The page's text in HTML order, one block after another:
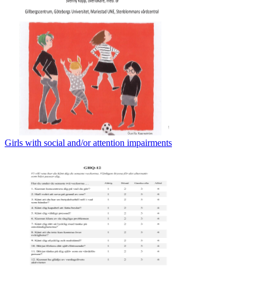
Girls with social and/or attention impairments